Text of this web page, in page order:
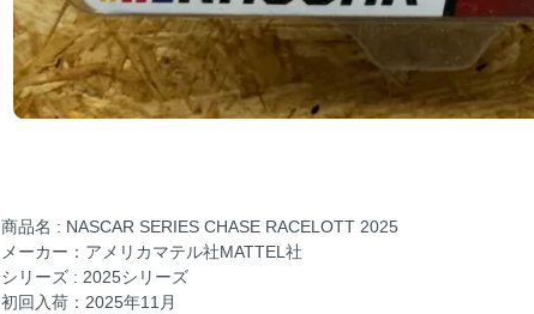
商品名 : NASCAR SERIES CHASE RACELOTT 2025
メーカー：アメリカマテル社MATTEL社
シリーズ : 2025シリーズ
初回入荷：2025年11月